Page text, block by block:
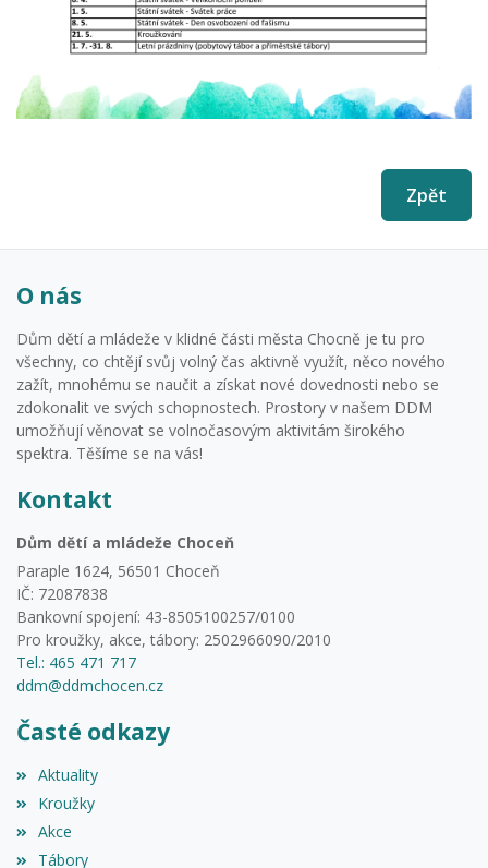
Zpět
O nás
Dům dětí a mládeže v klidné části města Chocně je tu pro
všechny, co chtějí svůj volný čas aktivně využít, něco nového
zažít, mnohému se naučit a získat nové dovednosti nebo se
zdokonalit ve svých schopnostech. Prostory v našem DDM
umožňují věnovat se volnočasovým aktivitám širokého
spektra. Těšíme se na vás!
Kontakt
Dům dětí a mládeže Choceň
Paraple 1624, 56501 Choceň
IČ: 72087838
Bankovní spojení: 43-8505100257/0100
Pro kroužky, akce, tábory: 2502966090/2010
Tel.: 465 471 717
ddm@ddmchocen.cz
Časté odkazy
Aktuality
Kroužky
Akce
Tábory